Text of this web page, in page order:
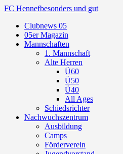
FC Hennefbesonders und gut
Clubnews 05
05er Magazin
Mannschaften
1. Mannschaft
Alte Herren
Ü60
Ü50
Ü40
All Ages
Schiedsrichter
Nachwuchszentrum
Ausbildung
Camps
Förderverein